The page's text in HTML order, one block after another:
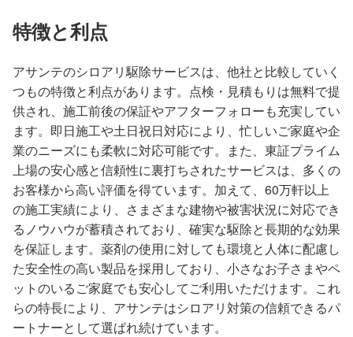
特徴と利点
アサンテのシロアリ駆除サービスは、他社と比較していく
つもの特徴と利点があります。点検・見積もりは無料で提
供され、施工前後の保証やアフターフォローも充実してい
ます。即日施工や土日祝日対応により、忙しいご家庭や企
業のニーズにも柔軟に対応可能です。また、東証プライム
上場の安心感と信頼性に裏打ちされたサービスは、多くの
お客様から高い評価を得ています。加えて、60万軒以上
の施工実績により、さまざまな建物や被害状況に対応でき
るノウハウが蓄積されており、確実な駆除と長期的な効果
を保証します。薬剤の使用に対しても環境と人体に配慮し
た安全性の高い製品を採用しており、小さなお子さまやペ
ットのいるご家庭でも安心してご利用いただけます。これ
らの特長により、アサンテはシロアリ対策の信頼できるパ
ートナーとして選ばれ続けています。